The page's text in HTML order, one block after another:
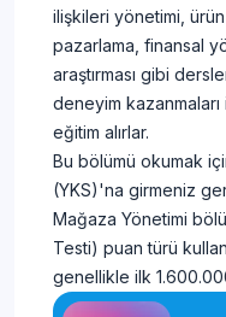
ilişkileri yönetimi,
pazarlama, finansal
araştırması gibi
deneyim
eğitim alırlar.
Bu bölümü okumak
(YKS)'na girmeniz
Mağaza Yönetimi
Testi) puan türü
genellikle ilk